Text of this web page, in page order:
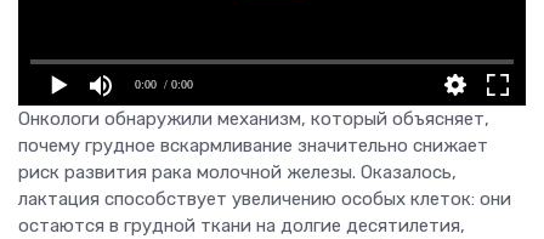
0:00 / 0:00
Онкологи обнаружили механизм, который объясняет,
почему грудное вскармливание значительно снижает
риск развития рака молочной железы. Оказалось,
лактация способствует увеличению особых клеток: они
остаются в грудной ткани на долгие десятилетия,